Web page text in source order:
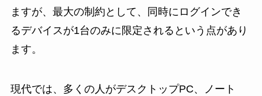
ますが、最大の制約として、同時にログインでき
るデバイスが1台のみに限定されるという点があり
ます。
現代では、多くの人がデスクトップPC、ノート